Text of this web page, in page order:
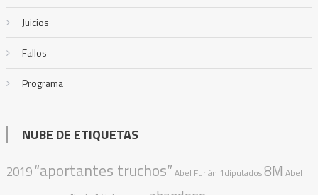
Juicios
Fallos
Programa
NUBE DE ETIQUETAS
2019“aportantes truchos” Abel Furlán 1diputados8M Abel